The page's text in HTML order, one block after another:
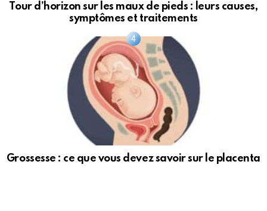
Tour d’horizon sur les maux de pieds : leurs causes,
symptômes et traitements
Grossesse : ce que vous devez savoir sur le placenta